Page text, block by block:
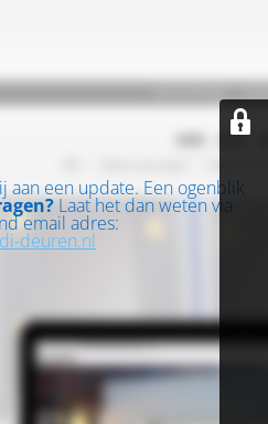
een update. Een ogenblik
Laat het dan weten via
email adres:
deuren.nl